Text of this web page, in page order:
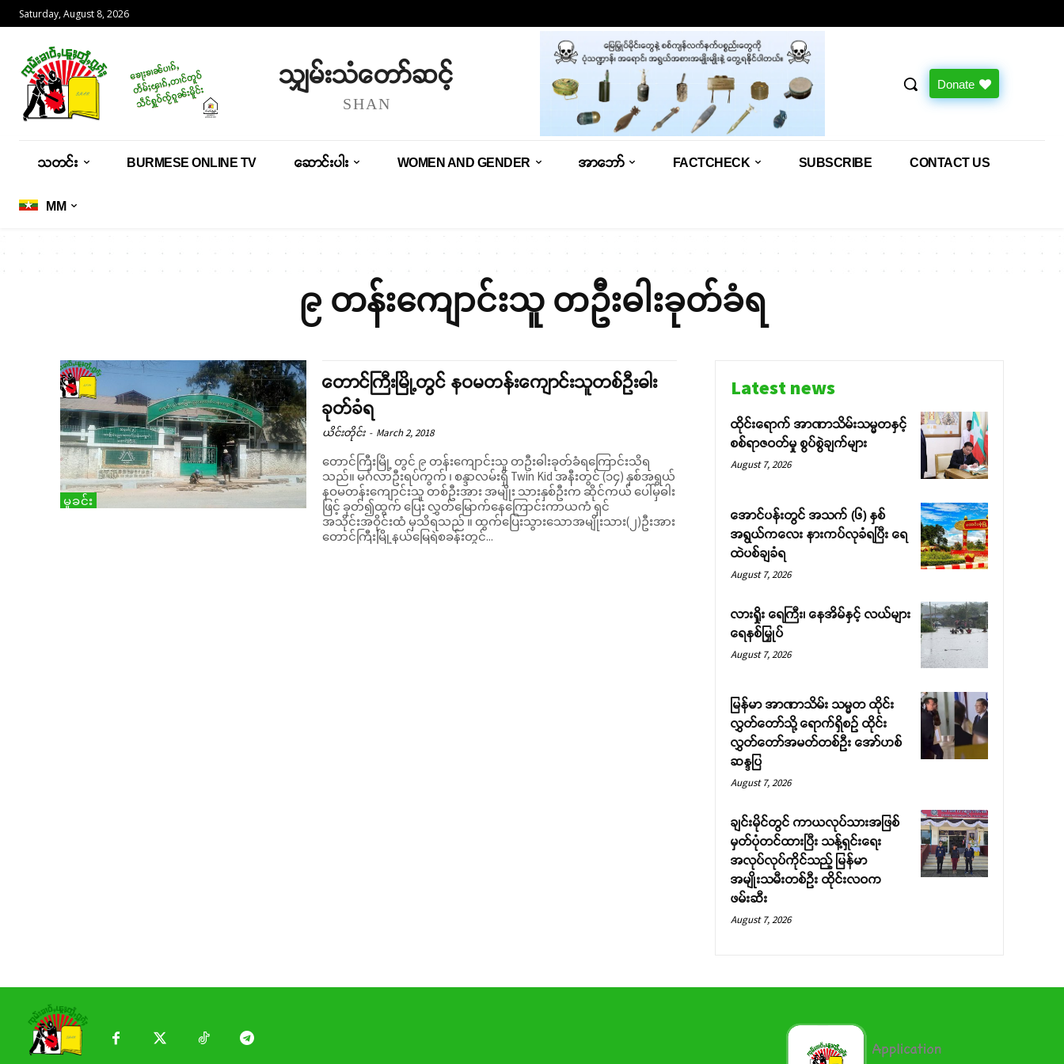
Saturday, August 8, 2026
သျှမ်းသံတော်ဆင့်
SHAN
Donate
သတင်း BURMESE ONLINE TV ဆောင်းပါး WOMEN AND GENDER အာဘော် FACTCHECK SUBSCRIBE CONTACT US
MM
၉ တန်းကျောင်းသူ တဦးဓါးခုတ်ခံရ
မှုခင်း
တောင်ကြီးမြို့တွင် နဝမတန်းကျောင်းသူတစ်ဦးဓါး
ခုတ်ခံရ
ယိင်းတိုင်း - March 2, 2018
တောင်ကြီးမြို့ တွင် ၉ တန်းကျောင်းသူ တဦးဓါးခုတ်ခံရကြောင်းသိရ
သည်။ မင်္ဂလာဦးရပ်ကွက် ၊ စန္ဒာလမ်းရှိ Twin Kid အနီးတွင် (၁၄) နှစ်အရွယ်
နဝမတန်းကျောင်းသူ တစ်ဦးအား အမျိုး သားနှစ်ဦးက ဆိုင်ကယ် ပေါ်မှဓါး
ဖြင့် ခုတ်၍ထွက် ပြေး လွှတ်မြောက်နေကြောင်းကာယကံ ရှင်
အသိုင်းအဝိုင်းထံ မှသိရသည် ။ ထွက်ပြေးသွားသောအမျိုးသား(၂)ဦးအား
တောင်ကြီးမြို့နယ်မြေရဲစခန်းတွင်...
Latest news
ထိုင်းရောက် အာဏာသိမ်းသမ္မတနှင့်
စစ်ရာဇဝတ်မှု စွပ်စွဲချက်များ
August 7, 2026
အောင်ပန်းတွင် အသက် (၆) နှစ်
အရွယ်ကလေး နားကပ်လုခံရပြီး ရေ
ထဲပစ်ချခံရ
August 7, 2026
လားရှိုး ရေကြီး၊ နေအိမ်နှင့် လယ်များ
ရေနစ်မြှုပ်
August 7, 2026
မြန်မာ အာဏာသိမ်း သမ္မတ ထိုင်း
လွှတ်တော်သို့ ရောက်ရှိစဉ် ထိုင်း
လွှတ်တော်အမတ်တစ်ဦး အော်ဟစ်
ဆန္ဒပြ
August 7, 2026
ချင်းမိုင်တွင် ကာယလုပ်သားအဖြစ်
မှတ်ပုံတင်ထားပြီး သန့်ရှင်းရေး
အလုပ်လုပ်ကိုင်သည့် မြန်မာ
အမျိုးသမီးတစ်ဦး ထိုင်းလဝက
ဖမ်းဆီး
August 7, 2026